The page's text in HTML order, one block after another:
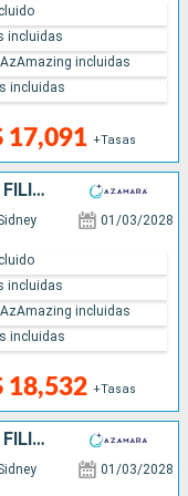
17,091 +Tasas
incluidas
AzAmazing incluidas
incluidas
AUSTRALIA, INDONESIA, MALASIA, FILIPINAS, CHINA, VIETNAM, TAILANDIA, SINGAPUR
01/03/2028
18,532 +Tasas
incluidas
AzAmazing incluidas
incluidas
AUSTRALIA, INDONESIA, MALASIA, FILIPINAS, CHINA, VIETNAM, TAILANDIA, SINGAPUR, SRI LANKA, INDIA, MALDIVAS, MAURICE, FRANCIA, MADAGASCAR, SUDAFRICA
01/03/2028